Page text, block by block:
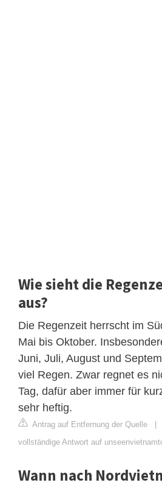
Wie sieht die
aus?
Die Regenzeit herrscht im
Mai bis Oktober.
Juni, Juli, August und
viel Regen. Zwar regnet es
Tag, dafür aber immer für
sehr heftig.
Antrag auf Entfernung der Quelle |
vollständige Antwort auf
Wann nach